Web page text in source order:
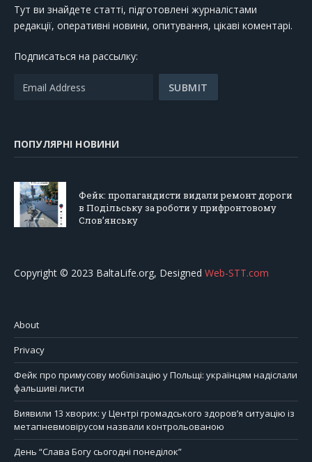
Тут ви знайдете статті, підготовлені журналістами
редакції, оперативні новини, опитування, цікаві коментарі.
Подписаться на рассылку:
ПОПУЛЯРНІ НОВИНИ
Фейк: пропагандисти видали ремонт дороги
в Подільську за роботи у прифронтовому
Слов’янську
Copyright © 2023 BaltaLife.org, Designed Web-STT.com
About
Privacy
Фейк про примусову мобілізацію у Польщі: українцям надіслали
фальшиві листи
Виявили 13 хворих: у Центрі громадського здоров’я ситуацію із
метапневмовірусом назвали контрольованою
День “Слава Богу сьогодні понеділок”